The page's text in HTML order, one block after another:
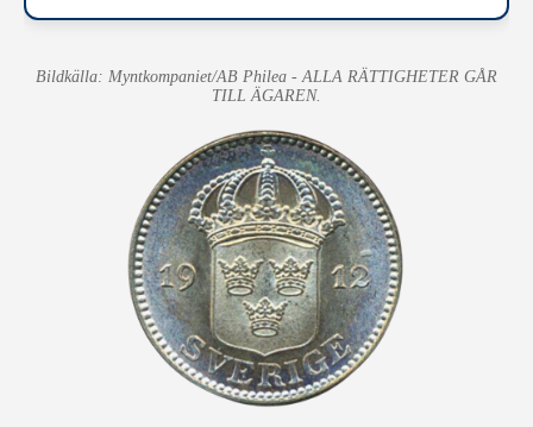
Bildkälla: Myntkompaniet/AB Philea - ALLA RÄTTIGHETER GÅR
TILL ÄGAREN.